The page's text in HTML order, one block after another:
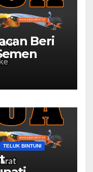
Beri
TELUK BINTUNI